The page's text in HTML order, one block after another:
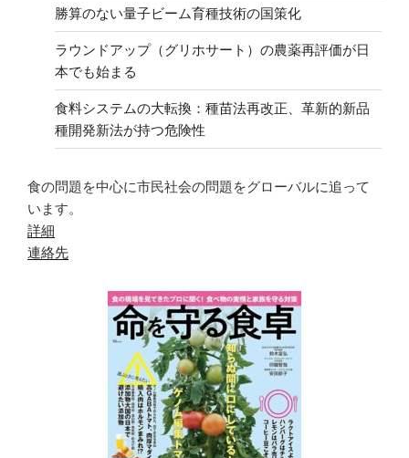
勝算のない量子ビーム育種技術の国策化
ラウンドアップ（グリホサート）の農薬再評価が日
本でも始まる
食料システムの大転換：種苗法再改正、革新的新品
種開発新法が持つ危険性
食の問題を中心に市民社会の問題をグローバルに追って
います。
詳細
連絡先